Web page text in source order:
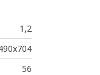
1,2
56